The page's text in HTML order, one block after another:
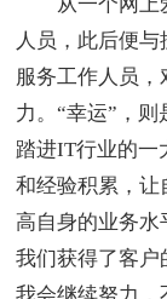
人员，此后便
服务工作人员
力。“幸运”，
踏进IT行业的一
和经验积累，让
高自身的业务水
我们获得了客户